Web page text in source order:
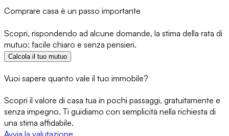
Comprare casa è un passo importante
Scopri, rispondendo ad alcune domande, la stima della rata di
mutuo: facile chiaro e senza pensieri.
Calcola il tuo mutuo
Vuoi sapere quanto vale il tuo immobile?
Scopri il valore di casa tua in pochi passaggi, gratuitamente e
senza impegno. Ti guidiamo con semplicità nella richiesta di
una stima affidabile.